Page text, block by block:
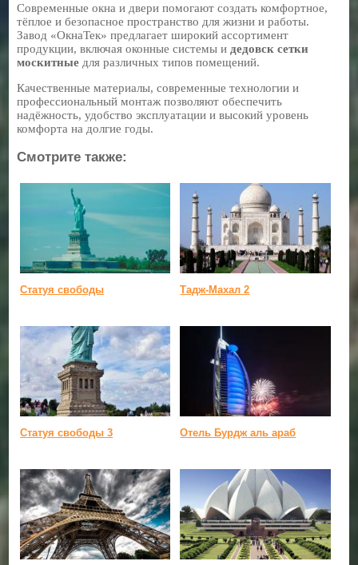
Современные окна и двери помогают создать комфортное,
тёплое и безопасное пространство для жизни и работы.
Завод «ОкнаТек» предлагает широкий ассортимент
продукции, включая оконные системы и дедовск сетки
москитные для различных типов помещений.
Качественные материалы, современные технологии и
профессиональный монтаж позволяют обеспечить
надёжность, удобство эксплуатации и высокий уровень
комфорта на долгие годы.
Смотрите также:
Статуя свободы Тадж-Махал 2
Статуя свободы 3 Отель Бурдж аль араб